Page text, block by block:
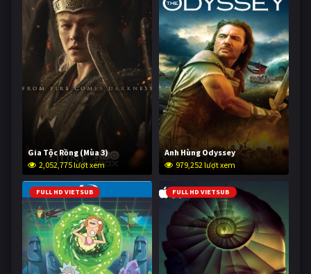
Gia Tộc Rồng (Mùa 3)
2,052,775 lượt xem
Anh Hùng Odyssey
979,252 lượt xem
FULL HD VIETSUB FULL HD VIETSUB